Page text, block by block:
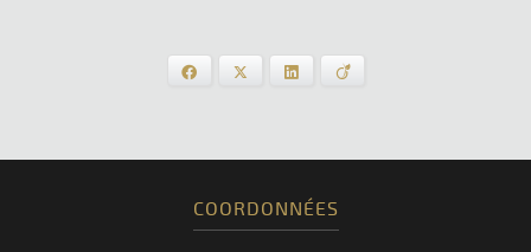
Facebook LinkedIn
COORDONNÉES